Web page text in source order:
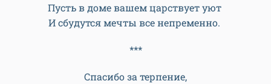
Пусть в доме вашем царствует уют
И сбудутся мечты все непременно.
***
Спасибо за терпение,